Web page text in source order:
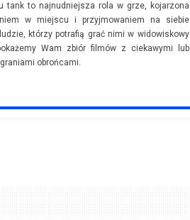
tank to najnudniejsza rola w grze, kojarzona
w miejscu i przyjmowaniem na siebie
którzy potrafią grać nimi w widowiskowy
Wam zbiór filmów z ciekawymi lub
obrońcami.